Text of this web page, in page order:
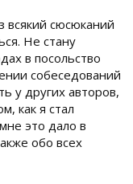
всякий сюсюканий
Не стану
в посольство
собеседований
у других авторов,
как я стал
это дало в
обо всех